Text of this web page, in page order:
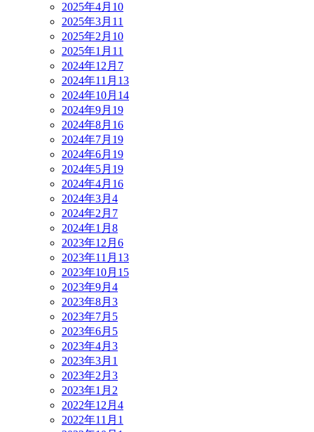
2025年4月 10
2025年3月 11
2025年2月 10
2025年1月 11
2024年12月 7
2024年11月 13
2024年10月 14
2024年9月 19
2024年8月 16
2024年7月 19
2024年6月 19
2024年5月 19
2024年4月 16
2024年3月 4
2024年2月 7
2024年1月 8
2023年12月 6
2023年11月 13
2023年10月 15
2023年9月 4
2023年8月 3
2023年7月 5
2023年6月 5
2023年4月 3
2023年3月 1
2023年2月 3
2023年1月 2
2022年12月 4
2022年11月 1